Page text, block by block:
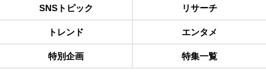
SNSトピック リサーチ
トレンド エンタメ
特別企画 特集一覧